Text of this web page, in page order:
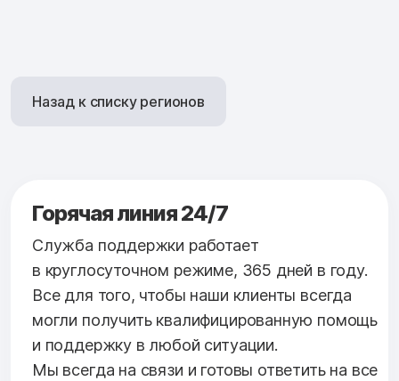
Назад к списку регионов
Горячая линия 24/7
Служба поддержки работает
в круглосуточном режиме, 365 дней в году.
Все для того, чтобы наши клиенты всегда
могли получить квалифицированную помощь
и поддержку в любой ситуации.
Мы всегда на связи и готовы ответить на все